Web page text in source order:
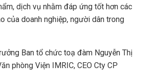
dịch vụ nhằm đáp ứng tốt hơn các
của doanh nghiệp, người dân trong
Ban tổ chức toạ đàm Nguyễn Thị
phòng Viện IMRIC, CEO Cty CP